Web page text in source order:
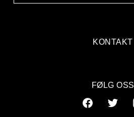
KONTAKT
FØLG OSS